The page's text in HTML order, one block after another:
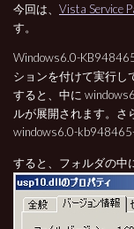
今回は、 Vista Service
す。
Windows6.0-
ションを付けて実行し
すると、中に
ルが展開されます。さ
windows6.0-
すると、フォルダの中